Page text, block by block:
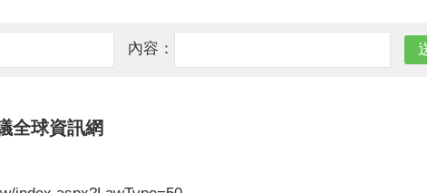
內容：
全球資訊網